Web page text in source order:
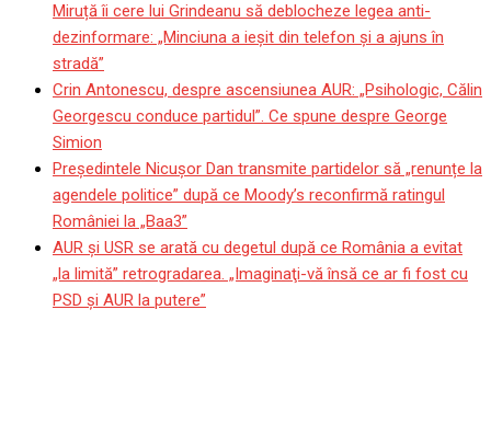
Miruță îi cere lui Grindeanu să deblocheze legea anti-
dezinformare: „Minciuna a ieșit din telefon și a ajuns în
stradă”
Crin Antonescu, despre ascensiunea AUR: „Psihologic, Călin
Georgescu conduce partidul”. Ce spune despre George
Simion
Președintele Nicușor Dan transmite partidelor să „renunțe la
agendele politice” după ce Moody’s reconfirmă ratingul
României la „Baa3”
AUR și USR se arată cu degetul după ce România a evitat
„la limită” retrogradarea. „Imaginaţi-vă însă ce ar fi fost cu
PSD şi AUR la putere”